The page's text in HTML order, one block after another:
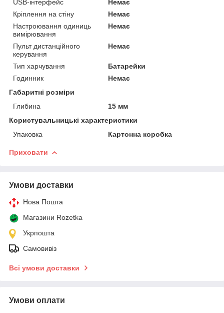
USB-інтерфейс
Немає
Кріплення на стіну
Немає
Настроювання одиниць
вимірювання
Немає
Пульт дистанційного
керування
Немає
Тип харчування
Батарейки
Годинник
Немає
Габаритні розміри
Глибина
15 мм
Користувальницькі характеристики
Упаковка
Картонна коробка
Приховати
Умови доставки
Нова Пошта
Магазини Rozetka
Укрпошта
Самовивіз
Всі умови доставки
Умови оплати